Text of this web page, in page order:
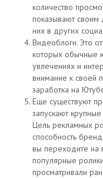
количество
показывают своим
них в других
Видеоблоги. Это
которых обычные
увлечениях и
внимание к своей
заработка на
Еще существуют
запускают
Цель рекламных
способность
вы переходите на
популярные
просматривали